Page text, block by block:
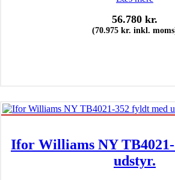
56.780 kr.
(70.975 kr. inkl.
Ifor Williams NY
udstyr.